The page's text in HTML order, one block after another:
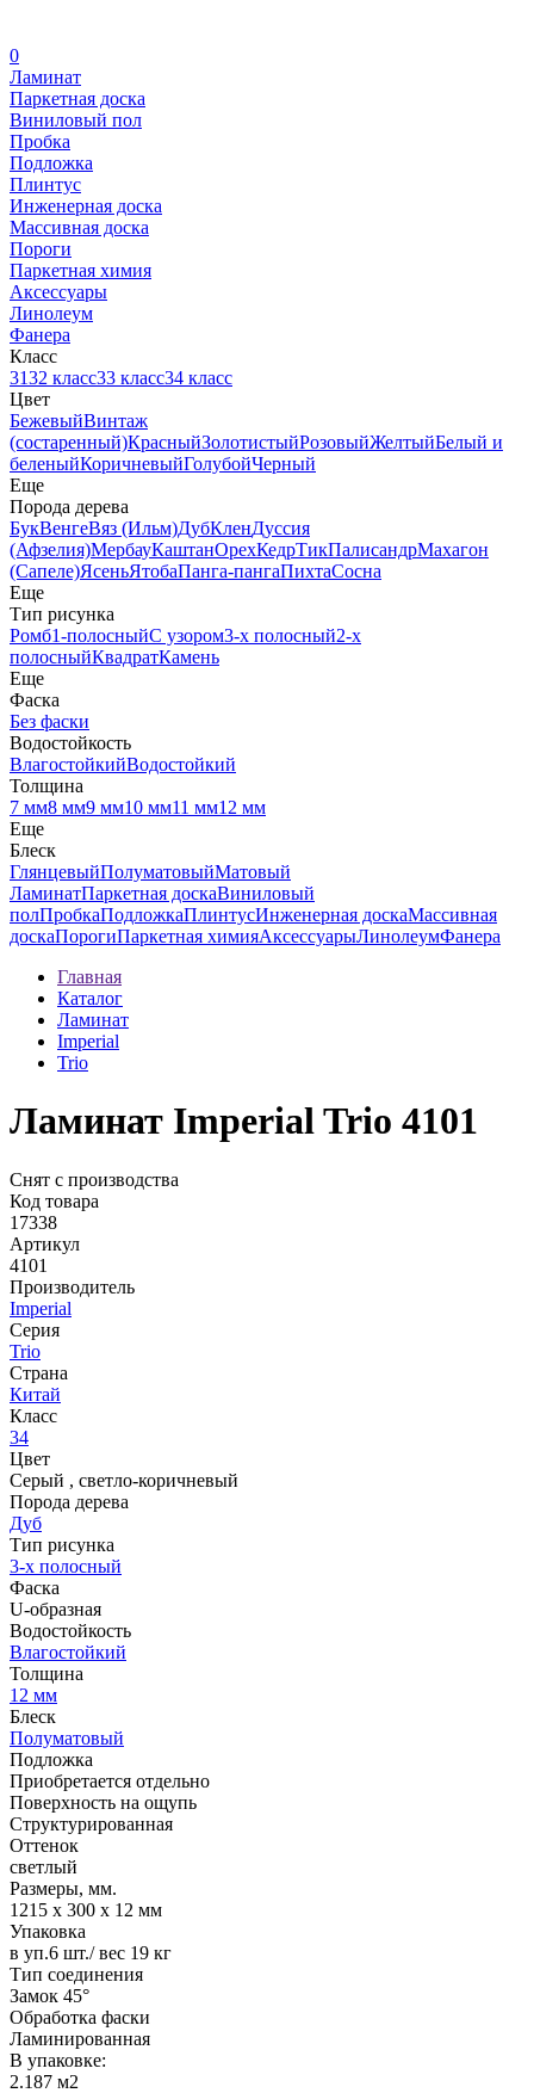
0
Ламинат
Паркетная доска
Виниловый пол
Пробка
Подложка
Плинтус
Инженерная доска
Массивная доска
Пороги
Паркетная химия
Аксессуары
Линолеум
Фанера
Класс
3132 класс33 класс34 класс
Цвет
БежевыйВинтаж
(состаренный)КрасныйЗолотистыйРозовыйЖелтыйБелый и
беленыйКоричневыйГолубойЧерный
Еще
Порода дерева
БукВенгеВяз (Ильм)ДубКленДуссия
(Афзелия)МербауКаштанОрехКедрТикПалисандрМахагон
(Сапеле)ЯсеньЯтобаПанга-пангаПихтаСосна
Еще
Тип рисунка
Ромб1-полосныйС узором3-х полосный2-х
полосныйКвадратКамень
Еще
Фаска
Без фаски
Водостойкость
ВлагостойкийВодостойкий
Толщина
7 мм8 мм9 мм10 мм11 мм12 мм
Еще
Блеск
ГлянцевыйПолуматовыйМатовый
ЛаминатПаркетная доскаВиниловый
полПробкаПодложкаПлинтусИнженерная доскаМассивная
доскаПорогиПаркетная химияАксессуарыЛинолеумФанера
Главная
Каталог
Ламинат
Imperial
Trio
Ламинат Imperial Trio 4101
Снят с производства
Код товара
17338
Артикул
4101
Производитель
Imperial
Серия
Trio
Страна
Китай
Класс
34
Цвет
Серый , светло-коричневый
Порода дерева
Дуб
Тип рисунка
3-х полосный
Фаска
U-образная
Водостойкость
Влагостойкий
Толщина
12 мм
Блеск
Полуматовый
Подложка
Приобретается отдельно
Поверхность на ощупь
Структурированная
Оттенок
светлый
Размеры, мм.
1215 х 300 х 12 мм
Упаковка
в уп.6 шт./ вес 19 кг
Тип соединения
Замок 45°
Обработка фаски
Ламинированная
В упаковке:
2.187 м2